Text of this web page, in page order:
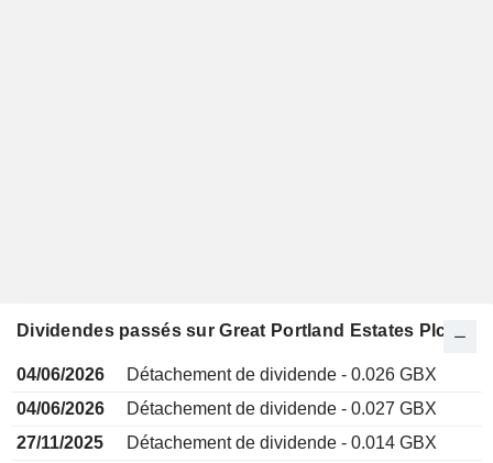
Dividendes passés sur Great Portland Estates Plc
04/06/2026
Détachement de dividende - 0.026 GBX
04/06/2026
Détachement de dividende - 0.027 GBX
27/11/2025
Détachement de dividende - 0.014 GBX